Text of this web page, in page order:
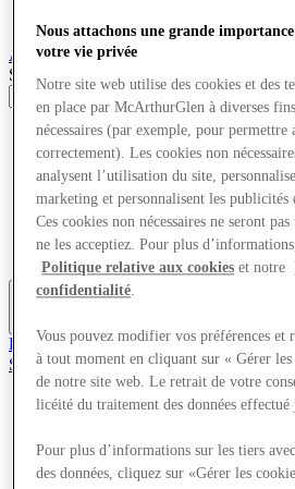
AshfordVillage de Marques
Search input
Magasins
Offres
Planifiez votre visite
Quoi de neuf
Mangez et buvez
Cartes cadeaux
Services
Rejoignez le club
Sauvé
fr
Planifiez votre visite
Quoi de neuf
Nous attachons une grande
votre vie privée
Notre site web utilise des cookies et des
en place par McArthurGlen à diverses
nécessaires (par exemple, pour
correctement). Les cookies non
analysent l’utilisation du site,
marketing et personnalisent les publicités
Ces cookies non nécessaires ne seront
ne les acceptiez. Pour plus
Politique relative aux cookies et notre
confidentialité.
Vous pouvez modifier vos préférences et
à tout moment en cliquant sur « Gérer les
de notre site web. Le retrait de votre
licéité du traitement des données effectué
Pour plus d’informations sur les tiers
des données, cliquez sur «Gérer les